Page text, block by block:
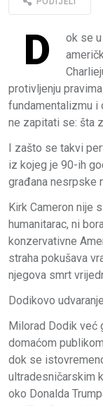
D
ok se
protivljenju
fundamentalizmu i
ne zapitati se: šta
I zašto se takvi
iz kojeg je 90-ih
građana nesrpske
Kirk Cameron nije
humanitarac, ni
konzervativne
straha pokušava
njegova smrt
Dodikovo
Milorad Dodik već
domaćom
dok se
ultradesničarskim
oko Donalda